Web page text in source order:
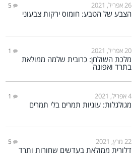
26 אפריל, 2021 5
הצבע של הטבע: חומוס ירקות צבעוני
20 אפריל, 2021 1
מלכת השולחן: כרובית שלמה ממולאת
בתרד ואפונה
4 אפריל, 2021 1
מגולגלות: עוגיות תמרים בלי תמרים
22 מרץ, 2021 5
דלורית ממולאת בעדשים שחורות ותרד